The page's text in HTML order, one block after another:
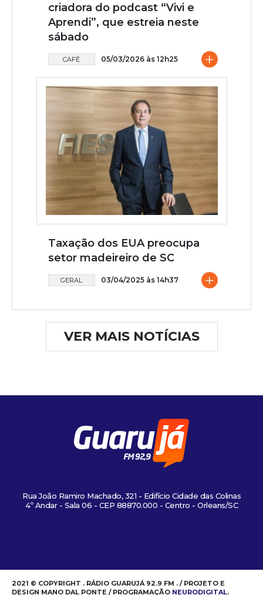
criadora do podcast “Vivi e
Aprendi”, que estreia neste
sábado
CAFÉ 05/03/2026 às 12h25 +
Taxação dos EUA preocupa
setor madeireiro de SC
GERAL 03/04/2025 às 14h37 +
VER MAIS NOTÍCIAS
Rua João Ramiro Machado, 321 - Edifício Cidade das Colinas
4º Andar - Sala 06 - CEP 88870.000 - Centro - Orleans/SC
2021 © COPYRIGHT . RÁDIO GUARUJÁ 92.9 FM . / PROJETO E
DESIGN MANO DAL PONTE / PROGRAMAÇÃO NEURODIGITAL.